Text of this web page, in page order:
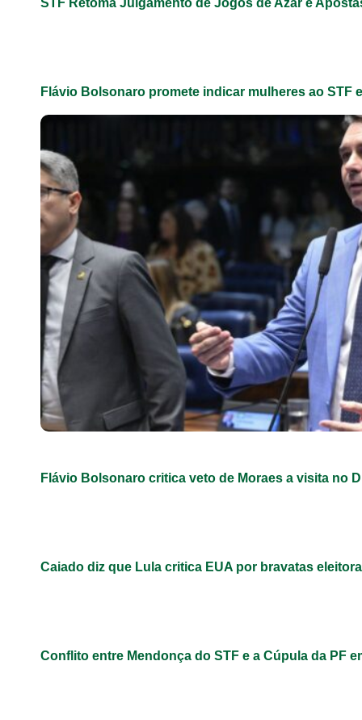
STF Retoma Julgamento de Jogos de Azar e
Flávio Bolsonaro promete indicar mulheres ao STF
Flávio Bolsonaro critica veto de Moraes a visita no
Caiado diz que Lula critica EUA por bravatas
Conflito entre Mendonça do STF e a Cúpula da PF